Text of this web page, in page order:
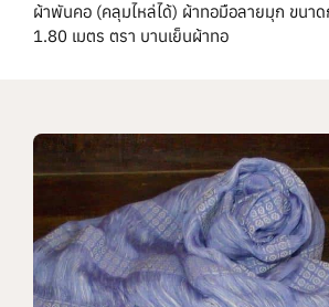
เกี่ยวกับเรา
แบรนด์ทั้งหมด
การสั่งซื้อสินค้า
ผ้าพันคอ (คลุมไหล่ได้) ผ้าทอมือลายมุก ขนา
1.80 เมตร ตรา บานเย็นผ้าทอ